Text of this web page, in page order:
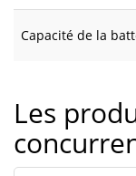
Capacité de la
Les